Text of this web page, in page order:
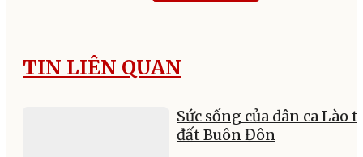
TIN LIÊN QUAN
Sức sống của dân ca Lào
đất Buôn Đôn